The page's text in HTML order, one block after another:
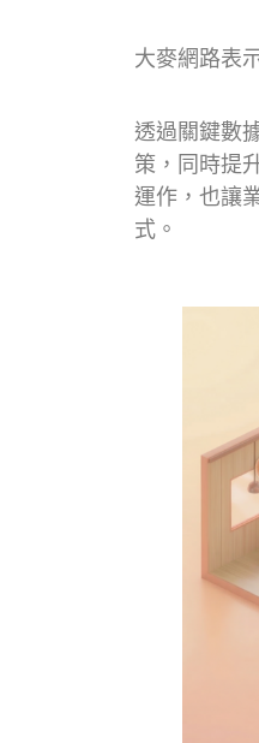
大麥網路表
透過關鍵數
策，同時提
運作，也讓
式。